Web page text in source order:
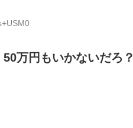
万円もいかないだろ？